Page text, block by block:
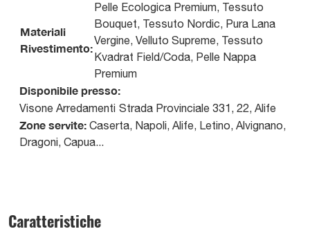
Materiali
Rivestimento:
Pelle Ecologica Premium, Tessuto
Bouquet, Tessuto Nordic, Pura Lana
Vergine, Velluto Supreme, Tessuto
Kvadrat Field/Coda, Pelle Nappa
Premium
Disponibile presso:
Visone Arredamenti Strada Provinciale 331, 22, Alife
Zone servite: Caserta, Napoli, Alife, Letino, Alvignano,
Dragoni, Capua...
Caratteristiche